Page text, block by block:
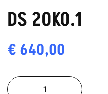
DS 20K0.1
€ 640,00
DS